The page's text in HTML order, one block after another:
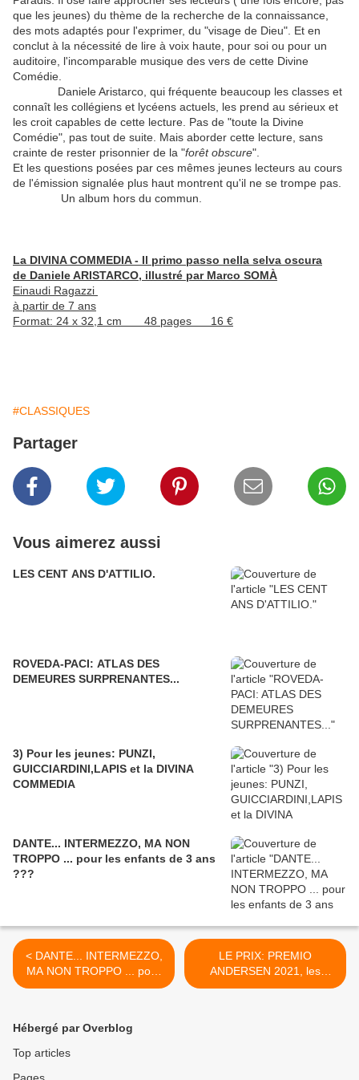
que les jeunes) du thème de la recherche de la connaissance,
des mots adaptés pour l'exprimer, du "visage de Dieu". Et en
conclut à la nécessité de lire à voix haute, pour soi ou pour un
auditoire, l'incomparable musique des vers de cette Divine
Comédie.
Daniele Aristarco, qui fréquente beaucoup les classes et
connaît les collégiens et lycéens actuels, les prend au sérieux et
les croit capables de cette lecture. Pas de "toute la Divine
Comédie", pas tout de suite. Mais aborder cette lecture, sans
crainte de rester prisonnier de la "forêt obscure".
Et les questions posées par ces mêmes jeunes lecteurs au cours
de l'émission signalée plus haut montrent qu'il ne se trompe pas.
Un album hors du commun.
La DIVINA COMMEDIA - Il primo passo nella selva oscura
de Daniele ARISTARCO, illustré par Marco SOMÀ
Einaudi Ragazzi
à partir de 7 ans
Format: 24 x 32,1 cm 48 pages 16 €
#CLASSIQUES
Partager
Vous aimerez aussi
LES CENT ANS D'ATTILIO.
ROVEDA-PACI: ATLAS DES
DEMEURES SURPRENANTES...
3) Pour les jeunes: PUNZI,
GUICCIARDINI,LAPIS et la DIVINA
COMMEDIA
DANTE... INTERMEZZO, MA NON
TROPPO ... pour les enfants de 3 ans
???
< DANTE... INTERMEZZO,
MA NON TROPPO ... pour
les enfants de 3 ans ???
LE PRIX: PREMIO
ANDERSEN 2021, les
vainqueurs de la
Hébergé par Overblog
Top articles